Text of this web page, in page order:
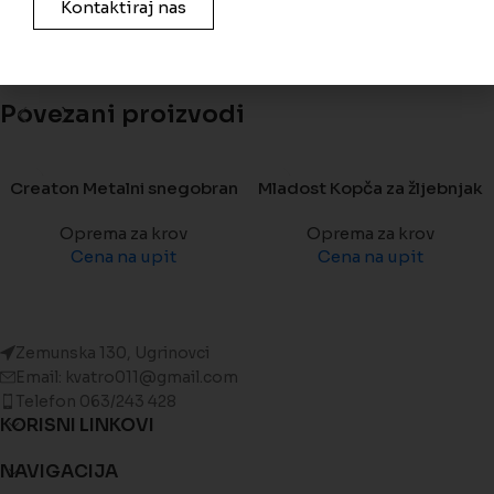
Povezani proizvodi
Creaton Metalni snegobran
Oprema za krov
Cena na upit
Mladost Kopča za žljebnjak
Oprema za krov
Cena na upit
Zemunska 130, Ugrinovci
Email: kvatro011@gmail.com
Telefon 063/243 428
KORISNI LINKOVI
NAVIGACIJA
Kontaktiraj nas